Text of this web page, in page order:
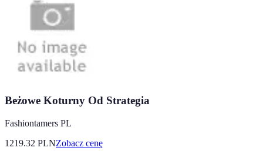
Beżowe Koturny Od Strategia
Fashiontamers PL
1219.32 PLNZobacz cenę